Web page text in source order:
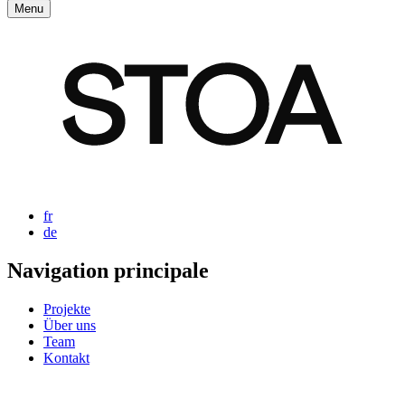
Menu
fr
de
Navigation principale
Projekte
Über uns
Team
Kontakt